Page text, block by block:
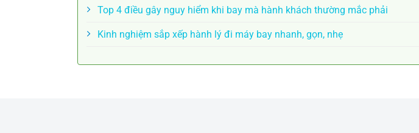
Top 4 điều gây nguy hiểm khi bay mà hành khách thường mắc phải
Kinh nghiệm sắp xếp hành lý đi máy bay nhanh, gọn, nhẹ